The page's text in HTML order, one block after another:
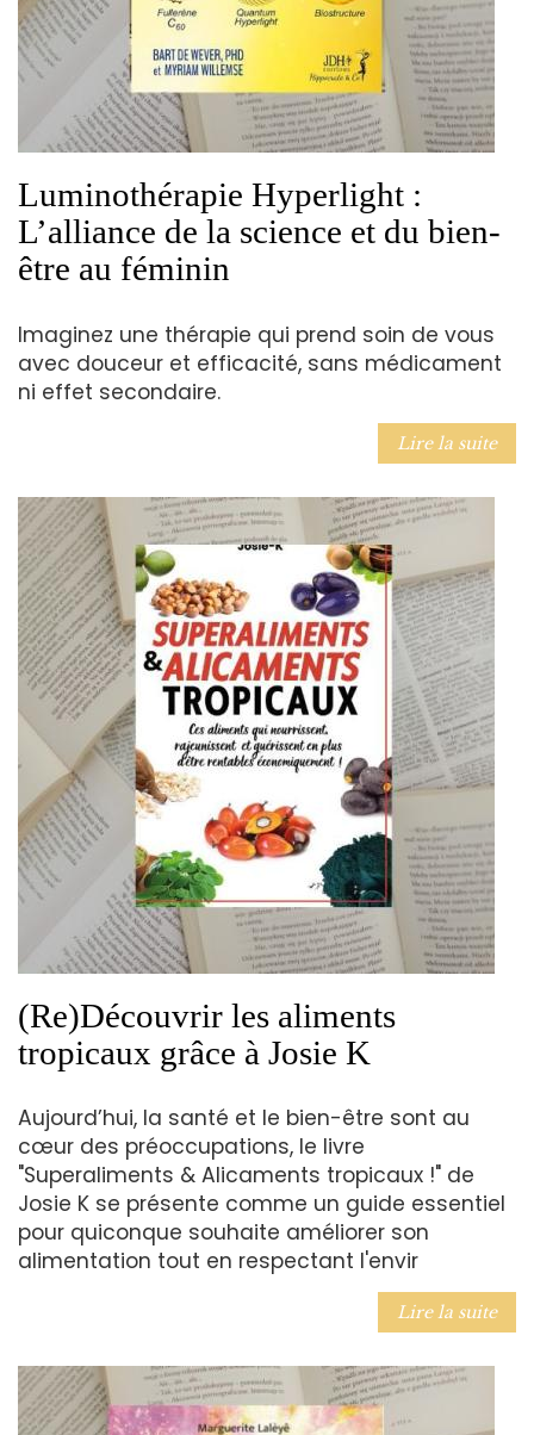
Luminothérapie Hyperlight :
L’alliance de la science et du bien-
être au féminin
Imaginez une thérapie qui prend soin de vous
avec douceur et efficacité, sans médicament
ni effet secondaire.
Lire la suite
(Re)Découvrir les aliments
tropicaux grâce à Josie K
Aujourd’hui, la santé et le bien-être sont au
cœur des préoccupations, le livre
"Superaliments & Alicaments tropicaux !" de
Josie K se présente comme un guide essentiel
pour quiconque souhaite améliorer son
alimentation tout en respectant l'envir
Lire la suite